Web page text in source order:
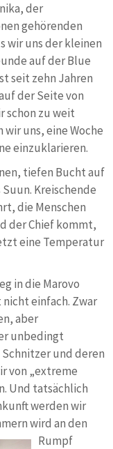
der
gehörenden
wir uns der kleinen
auf der Blue
seit zehn Jahren
der Seite von
schon zu weit
uns, eine Woche
einzuklarieren.
tiefen Bucht auf
Kreischende
die Menschen
der Chief kommt,
eine Temperatur
in die Marovo
einfach. Zwar
aber
unbedingt
und deren
von „extreme
Und tatsächlich
werden wir
wird an den
Rumpf